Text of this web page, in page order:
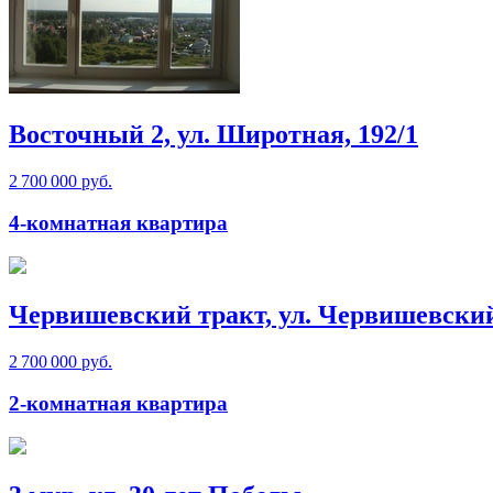
Восточный 2, ул. Широтная, 192/1
2 700 000 руб.
4-комнатная квартира
Червишевский тракт, ул.
2 700 000 руб.
2-комнатная квартира